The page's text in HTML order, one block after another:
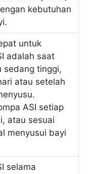
kebutuhan
untuk
adalah saat
sedang tinggi,
atau setelah
ASI setiap
atau sesuai
menyusui bayi
selama